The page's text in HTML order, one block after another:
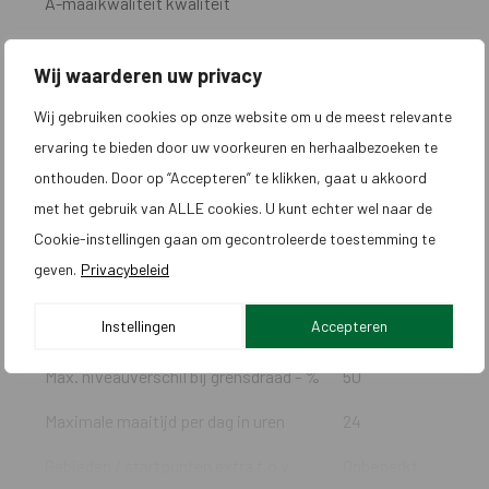
Wij waarderen uw privacy
Wij gebruiken cookies op onze website om u de meest relevante
ervaring te bieden door uw voorkeuren en herhaalbezoeken te
onthouden. Door op “Accepteren” te klikken, gaat u akkoord
met het gebruik van ALLE cookies. U kunt echter wel naar de
Cookie-instellingen gaan om gecontroleerde toestemming te
geven. Privacybeleid
Instellingen Accepteren
48u - m² - kriskras
Max. oppervlakte opgave fabrikant in
48u - m² - banen
5000
Maaipatroon
Kriskras +
Banen
Automatische verschillende
Max. niveauverschil in werkgebied - % 70
Max. niveauverschil bij grensdraad - % 50